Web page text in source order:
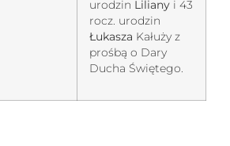
urodzin Liliany i 43
rocz. urodzin
Łukasza Kałuży z
prośbą o Dary
Ducha Świętego.